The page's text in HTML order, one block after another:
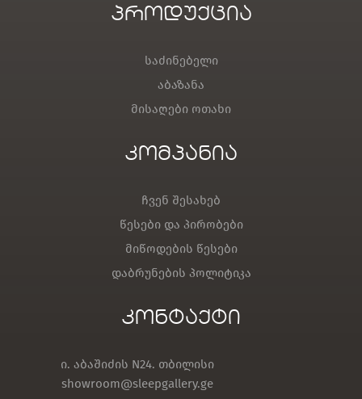
პროდუქცია
საძინებელი
აბაზანა
მისაღები ოთახი
კომპანია
ჩვენ შესახებ
წესები და პირობები
მიწოდების წესები
დაბრუნების პოლიტიკა
კონტაქტი
ი. აბაშიძის N24. თბილისი
showroom@sleepgallery.ge